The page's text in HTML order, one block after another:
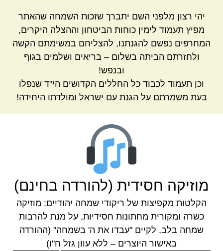
יהי רצון מלפני השם יתברך שזכות השמחה שהאתר
מפיץ תעמוד לימין כוחות הביטחון וההצלה היקרים,
המחרפים נפשם להגנתנו, להצליחם במשימתם הקשה
ולחזרתם הביתה בשלום – בריאים ושלמים בגוף
ובנפש!
וכן תעמוד לכבוד כל החללים הקדושים הי"ד שנפלו
בעת משמרתם על הגנת עם ישראל ומולדתו היחידה!
מוזיקה חסידית (להורדה בחינם)
הקלטות מקפיצות של ריקודי שמחה יהודיים: מוזיקה
כשרה ומקורית מחתונות חסידיות, על מנת להרבות
שמחה בלב, לקיים "עבדו את ה' בשמחה" (ההורדה
באישור היוצרים – ללא עוון גזל ח"ו)